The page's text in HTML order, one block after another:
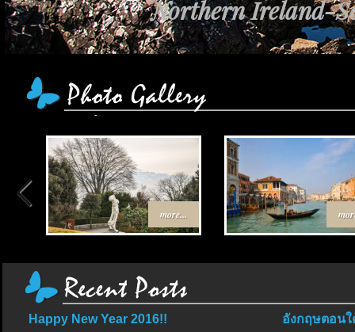
Northern Ireland-
more...
Happy New Year 2016!! อังกฤษตอนใ